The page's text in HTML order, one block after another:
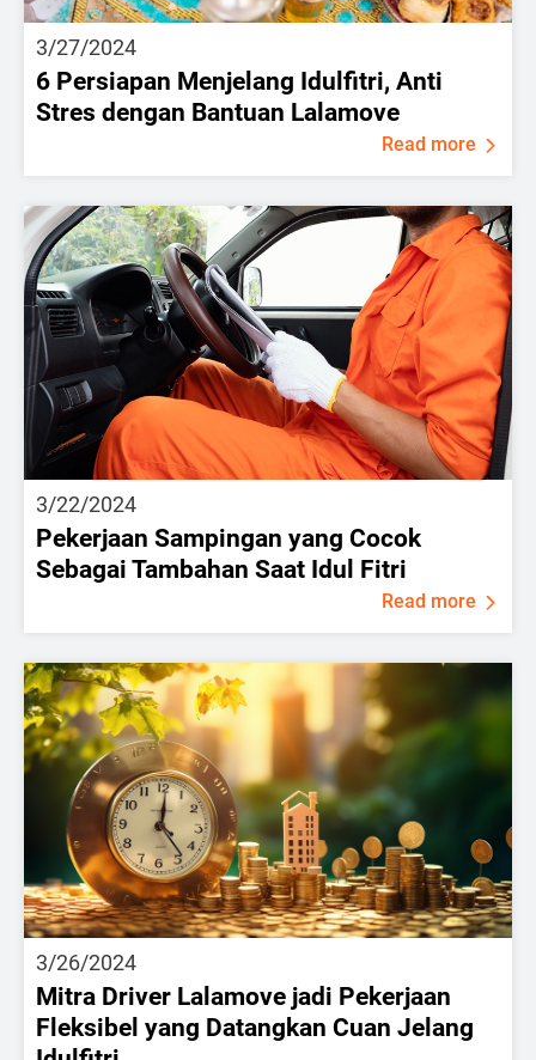
3/27/2024
6 Persiapan Menjelang Idulfitri, Anti
Stres dengan Bantuan Lalamove
Read more
3/22/2024
Pekerjaan Sampingan yang Cocok
Sebagai Tambahan Saat Idul Fitri
Read more
3/26/2024
Mitra Driver Lalamove jadi Pekerjaan
Fleksibel yang Datangkan Cuan Jelang